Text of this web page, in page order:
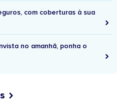
com coberturas à sua
no amanhã, ponha o